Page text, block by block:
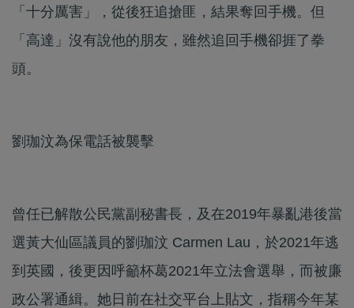
「十分厲害」，從後狂追搶匪，結果奪回手機。但
「高達」沒有說他的朋友，雖然追回手機卻捱了拳
頭。
劉珈汶為保電話被襲擊
曾任已解散公民黨副秘書長，及在2019年暴亂港後當
選黃大仙區議員的劉珈汶 Carmen Lau，於2021年逃
到英國，後更因呼籲杯葛2021年立法會選舉，而被廉
政公署通緝。她日前在社交平台上貼文，指稱今年某